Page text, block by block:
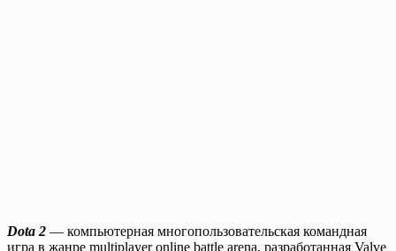
Dota 2 — компьютерная многопользовательская командная
игра в жанре multiplayer online battle arena, разработанная Valve